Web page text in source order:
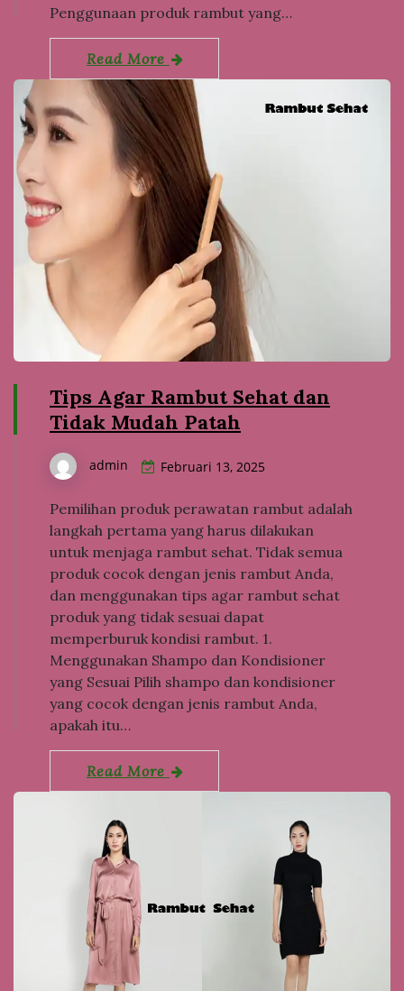
Penggunaan produk rambut yang…
Read More
Tips Agar Rambut Sehat dan
Tidak Mudah Patah
admin Februari 13, 2025
Pemilihan produk perawatan rambut adalah
langkah pertama yang harus dilakukan
untuk menjaga rambut sehat. Tidak semua
produk cocok dengan jenis rambut Anda,
dan menggunakan tips agar rambut sehat
produk yang tidak sesuai dapat
memperburuk kondisi rambut. 1.
Menggunakan Shampo dan Kondisioner
yang Sesuai Pilih shampo dan kondisioner
yang cocok dengan jenis rambut Anda,
apakah itu…
Read More